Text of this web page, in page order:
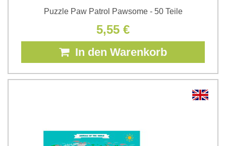
Puzzle Paw Patrol Pawsome - 50 Teile
5,55 €
In den Warenkorb